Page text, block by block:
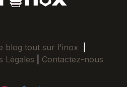
blog tout sur l'inox
Légales Contactez-nous